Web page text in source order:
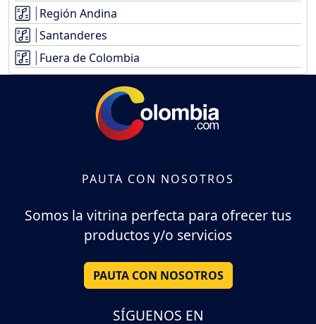
Región Andina
Santanderes
Fuera de Colombia
PAUTA CON NOSOTROS
Somos la vitrina perfecta para ofrecer tus
productos y/o servicios
PAUTA CON NOSOTROS
SÍGUENOS EN